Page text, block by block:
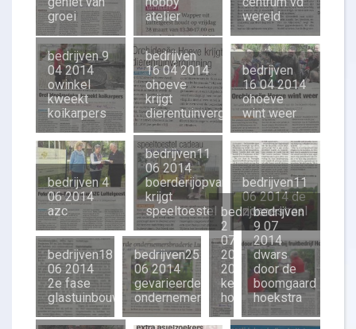
groei
atelier
wereld
bedrijven 9
04 2014
owinkel
kweekt
koikarpers
bedrijven
16 04 2014
ohoeve
krijgt
dierentuinvergunning
bedrijven
16 04 2014
ohoeve
wint weer
bedrijven 4
06 2014
azc
bedrijven11
06 2014
boerderijopvang
krijgt
speeltoestel
bedrijven11
06 2014 de
zonnestraal
bedrijven18
06 2014
2e fase
glastuinbouwgebied
bedrijven25
06 2014
gevarieerde
ondernemersbraderie
bedrijven
2
07
2014
2014
kersenfestival
hoekstra
bedrijven
9 07
2014
dwars
door de
boomgaard
hoekstra